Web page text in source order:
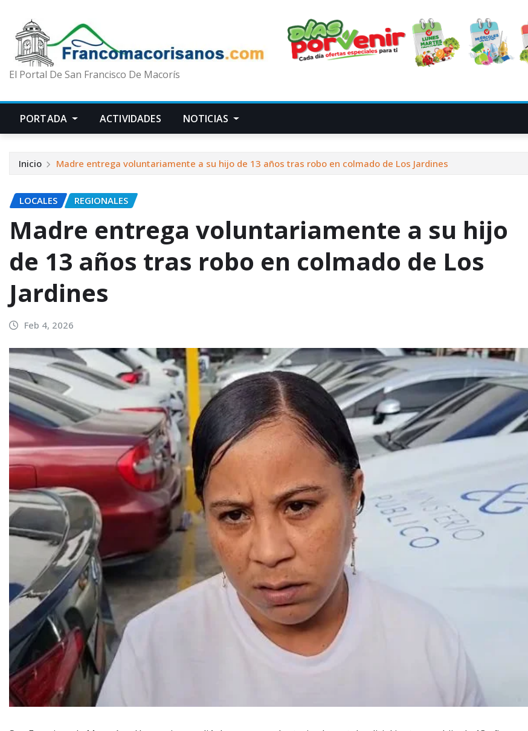
El Portal De San Francisco De Macorís
PORTADA ACTIVIDADES NOTICIAS
Inicio Madre entrega voluntariamente a su hijo de 13 años tras robo en colmado de Los Jardines
LOCALES REGIONALES
Madre entrega voluntariamente a su hijo
de 13 años tras robo en colmado de Los
Jardines
Feb 4, 2026